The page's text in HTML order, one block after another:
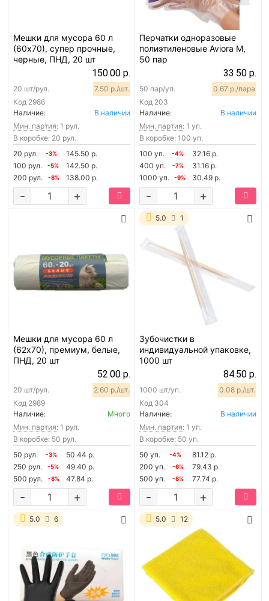
Мешки для мусора 60 л
(60х70), супер прочные,
черные, ПНД, 20 шт
150.00 р.
Код 2986
20 шт/рул. 7.50 р./шт.
Наличие:
В наличии
Мин. партия: 1 рул.
В коробке: 20 рул.
20 рул.
-3%
145.50 р.
100 рул.
-5%
142.50 р.
200 рул.
-8% 138.00 р.
+
-
Перчатки одноразовые
полиэтиленовые Aviora M,
50 пар
33.50 р.
Код 203
50 пар/уп. 0.67 р./пара
Наличие:
В наличии
Мин. партия: 1 уп.
В коробке: 100 уп.
100 уп.
-4%
32.16 р.
400 уп.
-7%
31.16 р.
1000 уп.
-9% 30.49 р.
+
-
Мешки для мусора 60 л
(62х70), премиум, белые,
ПНД, 20 шт
52.00 р.
Код 2989
20 шт/рул. 2.60 р./шт.
Наличие:
Много
Мин. партия: 1 рул.
В коробке: 50 рул.
50 рул.
-3%
50.44 р.
250 рул.
-5%
49.40 р.
500 рул.
-8% 47.84 р.
+
-
5.0 1
Зубочистки в
индивидуальной упаковке,
1000 шт
84.50 р.
Код 304
1000 шт/уп. 0.08 р./шт.
Наличие:
В наличии
Мин. партия: 1 уп.
В коробке: 50 уп.
50 уп.
-4%
81.12 р.
200 уп.
-6%
79.43 р.
500 уп.
-8% 77.74 р.
+
-
5.0 6 5.0 12